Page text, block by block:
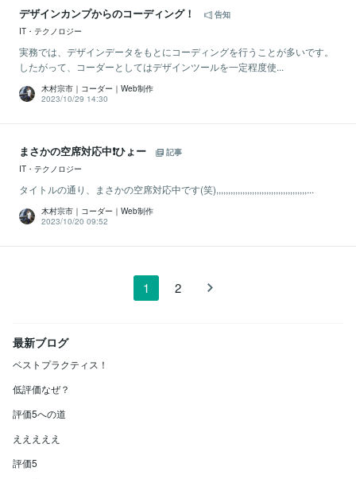
デザインカンプからのコーディング！
告知
IT・テクノロジー
実務では、デザインデータをもとにコーディングを行うことが多いです。
したがって、コーダーとしてはデザインツールを一定程度使...
木村宗市｜コーダー｜Web制作
2023/10/29 14:30
まさかの空席対応中❗ひょー
記事
IT・テクノロジー
タイトルの通り、まさかの空席対応中です(笑),,,,,,,,,,,,,,,,,,,,,,,,,,,,,,,,,,,,,,...
木村宗市｜コーダー｜Web制作
2023/10/20 09:52
1 2
最新ブログ
ベストプラクティス！
低評価なぜ？
評価5への道
えええええ
評価5